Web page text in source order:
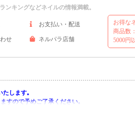
ンキングなどネイルの情報満載。
お支払い・配送
せ ネルパラ店舗
お得な
商品数：
5000円
たします｡
すので予めご了承ください｡